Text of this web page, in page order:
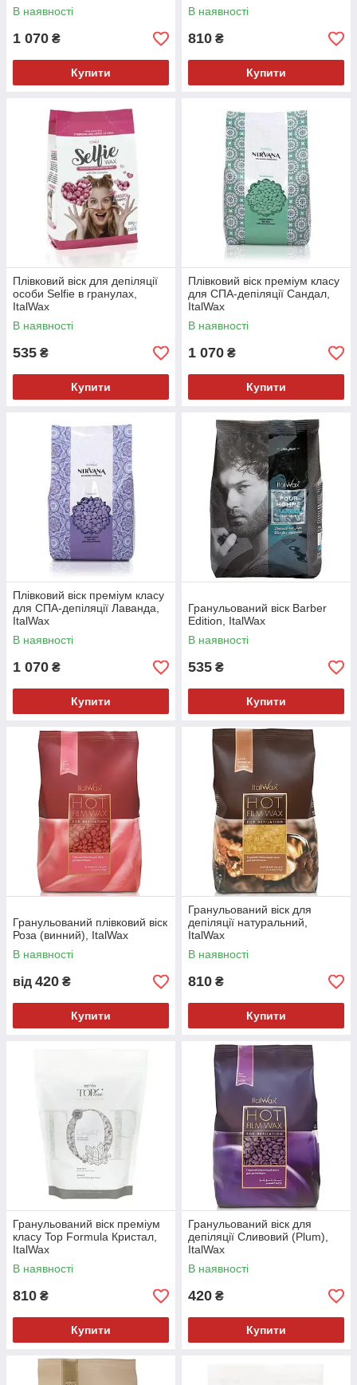
В наявності
1 070 ₴
Купити
В наявності
810 ₴
Купити
Плівковий віск для депіляції
особи Selfie в гранулах,
ItalWax
В наявності
535 ₴
Купити
Плівковий віск преміум класу
для СПА-депіляції Сандал,
ItalWax
В наявності
1 070 ₴
Купити
Плівковий віск преміум класу
для СПА-депіляції Лаванда,
ItalWax
В наявності
1 070 ₴
Купити
Гранульований віск Barber
Edition, ItalWax
В наявності
535 ₴
Купити
Гранульований плівковий віск
Роза (винний), ItalWax
В наявності
від 420 ₴
Купити
Гранульований віск для
депіляції натуральний,
ItalWax
В наявності
810 ₴
Купити
Гранульований віск преміум
класу Top Formula Кристал,
ItalWax
В наявності
810 ₴
Купити
Гранульований віск для
депіляції Сливовий (Plum),
ItalWax
В наявності
420 ₴
Купити